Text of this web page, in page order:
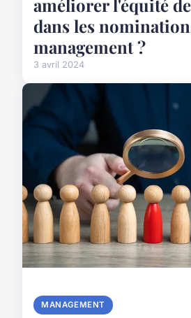
améliorer l'équité
dans les
management ?
3 avril 2024
MANAGEMENT